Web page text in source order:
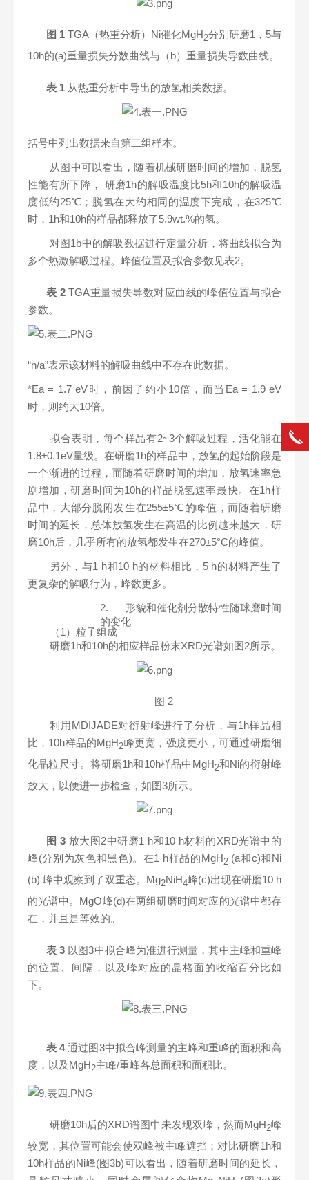
图 1 TGA （热重分析）Ni催化MgH2分别研磨1，5与
10h的(a)重量损失分数曲线与（b）重量损失导数曲线。
表 1 从热重分析中导出的放氢相关数据。
括号中列出数据来自第二组样本。
从图中可以看出，随着机械研磨时间的增加，脱氢
性能有所下降， 研磨1h的解吸温度比5h和10h的解吸温
度低约25℃；脱氢在大约相同的温度下完成，在325℃
时，1h和10h的样品都释放了5.9wt.%的氢。
对图1b中的解吸数据进行定量分析，将曲线拟合为
多个热激解吸过程。峰值位置及拟合参数见表2。
表 2TGA重量损失导数对应曲线的峰值位置与拟合
参数。
“n/a”表示该材料的解吸曲线中不存在此数据。
*Ea = 1.7 eV时，前因子约小10倍，而当Ea = 1.9 eV
时，则约大10倍。
拟合表明，每个样品有2~3个解吸过程，活化能在
1.8±0.1eV量级。在研磨1h的样品中，放氢的起始阶段是
一个渐进的过程，而随着研磨时间的增加，放氢速率急
剧增加，研磨时间为10h的样品脱氢速率最快。在1h样
品中，大部分脱附发生在255±5℃的峰值，而随着研磨
时间的延长，总体放氢发生在高温的比例越来越大，研
磨10h后，几乎所有的放氢都发生在270±5°C的峰值。
另外，与1 h和10 h的材料相比，5 h的材料产生了
更复杂的解吸行为，峰数更多。
2.
形貌和催化剂分散特性随球磨时间
的变化
（1）粒子组成
研磨1h和10h的相应样品粉末XRD光谱如图2所示。
图 2
利用MDIJADE对衍射峰进行了分析，与1h样品相
比，10h样品的MgH2峰更宽，强度更小，可通过研磨细
化晶粒尺寸。将研磨1h和10h样品中MgH2和Ni的衍射峰
放大，以便进一步检查，如图3所示。
图3 放大图2中研磨1 h和10 h材料的XRD光谱中的
峰(分别为灰色和黑色)。在1 h样品的MgH2(a和c)和Ni
(b) 峰中观察到了双重态。Mg2NiH4峰(c)出现在研磨10 h
的光谱中。MgO峰(d)在两组研磨时间对应的光谱中都存
在，并且是等效的。
表3 以图3中拟合峰为准进行测量，其中主峰和重峰
的位置、间隔，以及峰对应的晶格面的收缩百分比如
下。
表4 通过图3中拟合峰测量的主峰和重峰的面积和高
度，以及MgH2主峰/重峰各总面积和面积比。
研磨10h后的XRD谱图中未发现双峰，然而MgH2峰
较宽，其位置可能会使双峰被主峰遮挡；对比研磨1h和
10h样品的Ni峰(图3b)可以看出，随着研磨时间的延长，